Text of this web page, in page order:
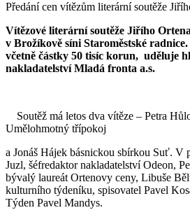
Předání cen vítězům literární soutěže
Vítězové literární soutěže Jiřího
v Brožíkově síni Staroměstské
včetně částky 50 tisíc korun, uděluje
nakladatelství Mladá fronta a.s.
Soutěž má letos dva vítěze – Petra
Umělohmotný třípokoj
a Jonáš Hájek básnickou sbírkou Suť. V
Juzl, šéfredaktor nakladatelství Odeon,
bývalý laureát Ortenovy ceny, Libuše
kulturního týdeníku, spisovatel Pavel
Týden Pavel Mandys.